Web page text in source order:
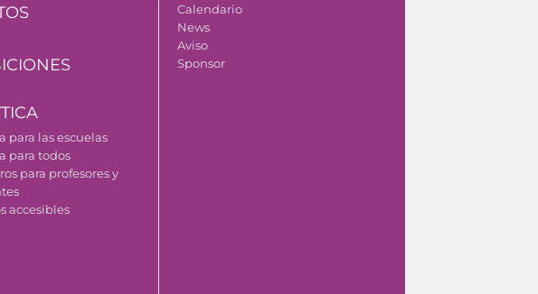
para las escuelas
para todos
para profesores y
accesibles
Calendario
News
Aviso
Sponsor